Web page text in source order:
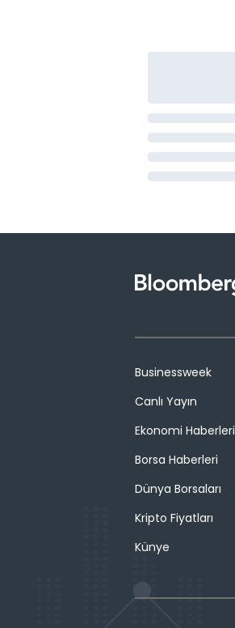
Businessweek
Canlı Yayın
Ekonomi Haberleri
Borsa Haberleri
Dünya Borsaları
Kripto Fiyatları
Künye